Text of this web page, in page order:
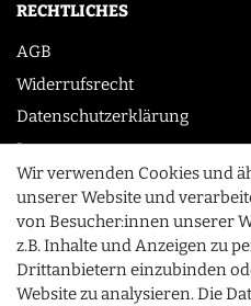
RECHTLICHES
AGB
Widerrufsrecht
Datenschutzerklärung
Impressum
KONTAKT
0355 /28913232
info@gourmeo24.com
Wir verwenden Cookies und
unserer Website und
von Besucher:innen unserer
z.B. Inhalte und Anzeigen zu
Drittanbietern einzubinden
Website zu analysieren. Die